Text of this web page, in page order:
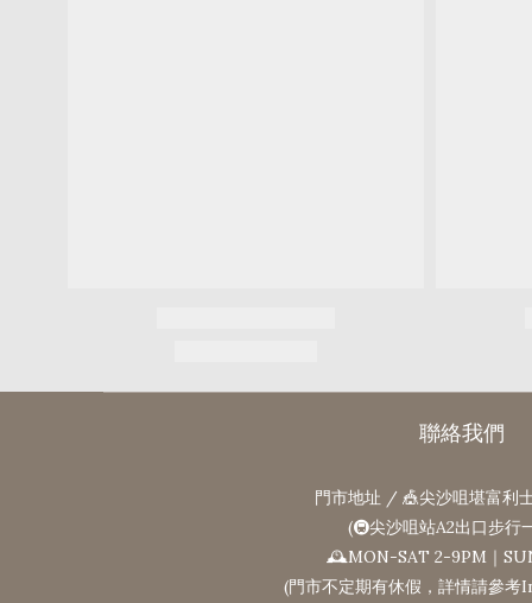
聯絡我們
門市地址 / 🎪尖沙咀堪富利
(🚇尖沙咀站A2出口步行
🕰MON-SAT 2-9PM｜
(門市不定期有休假，詳情請參